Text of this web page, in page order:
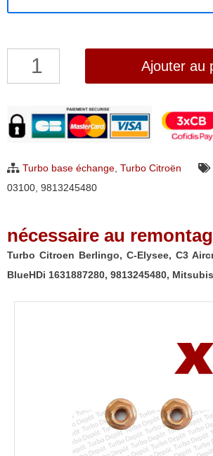
quantité
Citroen
Berlingo,
Elysee,
C4
Cactus
1.5
Ajouter au
Turbo base échange Turbo Citroën
03100 9813245480
nécessaire au
Turbo Citroen Berlingo, C-Elysee, C3
BlueHDi 1631887280, 9813245480,